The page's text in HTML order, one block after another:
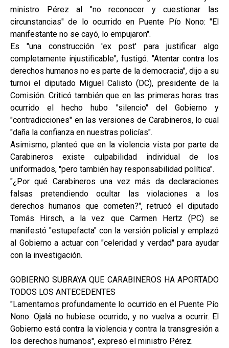
ministro Pérez al "no reconocer y cuestionar las
circunstancias" de lo ocurrido en Puente Pío Nono: "El
manifestante no se cayó, lo empujaron".
Es "una construcción 'ex post' para justificar algo
completamente injustificable", fustigó. "Atentar contra los
derechos humanos no es parte de la democracia", dijo a su
turnoi el diputado Miguel Calisto (DC), presidente de la
Comisión. Criticó también que en las primeras horas tras
ocurrido el hecho hubo "silencio" del Gobierno y
"contradicciones" en las versiones de Carabineros, lo cual
"daña la confianza en nuestras policías".
Asimismo, planteó que en la violencia vista por parte de
Carabineros existe culpabilidad individual de los
uniformados, "pero también hay responsabilidad política".
"¿Por qué Carabineros una vez más da declaraciones
falsas pretendiendo ocultar las violaciones a los
derechos humanos que cometen?", retrucó el diputado
Tomás Hirsch, a la vez que Carmen Hertz (PC) se
manifestó "estupefacta" con la versión policial y emplazó
al Gobierno a actuar con "celeridad y verdad" para ayudar
con la investigación.
GOBIERNO SUBRAYA QUE CARABINEROS HA APORTADO
TODOS LOS ANTECEDENTES
"Lamentamos profundamente lo ocurrido en el Puente Pío
Nono. Ojalá no hubiese ocurrido, y no vuelva a ocurrir. El
Gobierno está contra la violencia y contra la transgresión a
los derechos humanos", expresó el ministro Pérez.